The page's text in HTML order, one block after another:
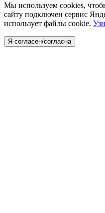
Мы используем cookies,
сайту подключен сервис
использует файлы cookie.
Я согласен/согласна